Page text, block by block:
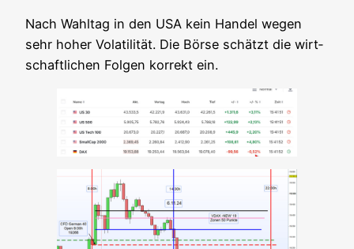
Nach Wahl­tag in den USA kein Han­del wegen
sehr hoher Vola­ti­li­tät. Die Bör­se schätzt die wirt­
schaft­li­chen Fol­gen kor­rekt ein.